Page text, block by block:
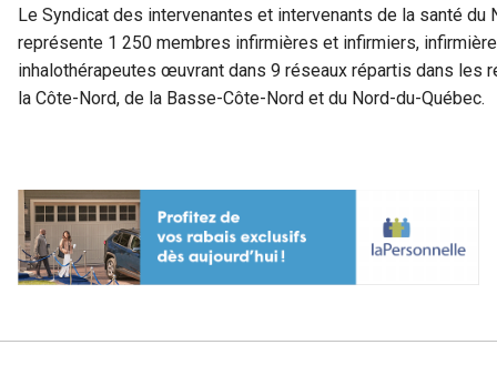
Le Syndicat des intervenantes et intervenants de la santé du
représente 1 250 membres infirmières et infirmiers,
inhalothérapeutes œuvrant dans 9 réseaux répartis dans les
la Côte-Nord, de la Basse-Côte-Nord et du Nord-du-Québec.